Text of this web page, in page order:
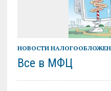
НОВОСТИ
Все в МФЦ